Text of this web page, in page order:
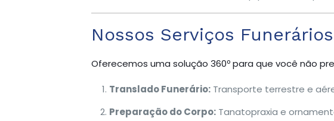
Nossos Serviços Funerários
Oferecemos uma solução 360º para que você não
Translado Funerário:Transporte terrestre e
Preparação do Corpo:Tanatopraxia e